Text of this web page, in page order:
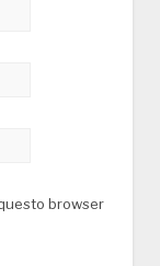
browser